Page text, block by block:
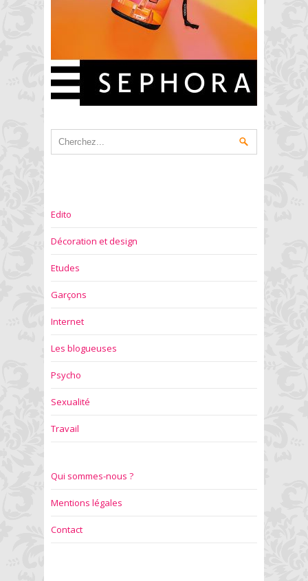
Edito
Décoration et design
Etudes
Garçons
Internet
Les blogueuses
Psycho
Sexualité
Travail
Qui sommes-nous ?
Mentions légales
Contact